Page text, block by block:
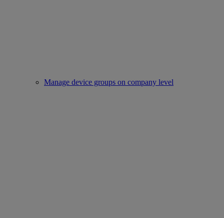
Manage device groups on company level